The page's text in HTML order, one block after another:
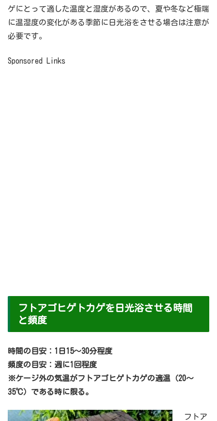
ゲにとって適した温度と湿度があるので、夏や冬など極端
に温湿度の変化がある季節に日光浴をさせる場合は注意が
必要です。
Sponsored Links
フトアゴヒゲトカゲを日光浴させる時間
と頻度
時間の目安：1日15～30分程度
頻度の目安：週に1回程度
※ケージ外の気温がフトアゴヒゲトカゲの適温（20～
35℃）である時に限る。
フトア